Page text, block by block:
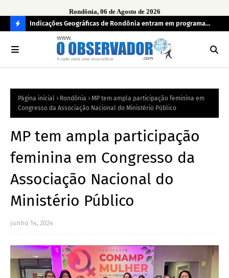
Rondônia, 06 de Agosto de 2026
O
R
Indicações Geográficas de Rondônia entram em programa
internacional para acelerar negócios
Página inicial Rondônia
MP tem ampla participação feminina em
Congresso da Associação Nacional do Ministério Público
MP tem ampla participação
feminina em Congresso da
Associação Nacional do
Ministério Público
junho 14, 2024